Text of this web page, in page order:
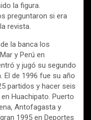
la figura.
preguntaron si era
revista.
la banca los
y Perú en
y jugó su segundo
El de 1996 fue su año
partidos y hacer seis
Huachipato. Puerto
Antofagasta y
1995 en Deportes